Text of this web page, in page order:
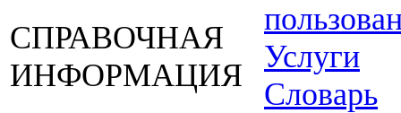
СПРАВОЧНАЯ
ИНФОРМАЦИЯ
Услуги
Словарь